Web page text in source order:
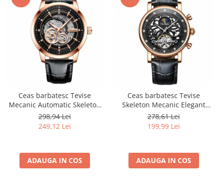
Ceas barbatesc Tevise
Mecanic Automatic Skeleton
Luxury Piele Elegant Clasic
298,94 Lei
249,12 Lei
ADAUGA IN COS
Ceas barbatesc Tevise
Skeleton Mecanic Elegant
Fashion Automatic Self Wind
Luxury Negru
278,61 Lei
199,99 Lei
ADAUGA IN COS